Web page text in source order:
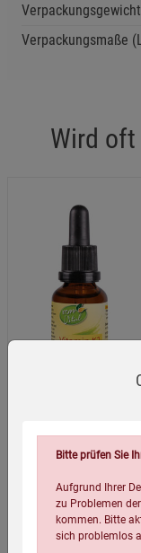
Verpackungsmaße
Wird
Bitte prüfen Sie
Aufgrund Ihrer
zu Problemen
kommen. Bitte
sich problemlos